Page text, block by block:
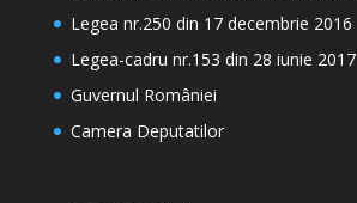
Legea nr.250 din 17 decembrie 2016
Legea-cadru nr.153 din 28 iunie 2017
Guvernul României
Camera Deputatilor